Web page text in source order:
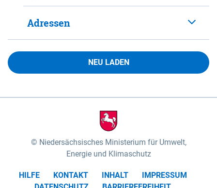
Adressen
NEU LADEN
Niedersächsisches Ministerium für Umwelt,
Energie und Klimaschutz
HILFE KONTAKT INHALT
IMPRESSUM